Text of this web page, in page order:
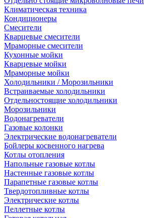
Климатическая техника
Кондиционеры
Смесители
Кварцевые смесители
Мраморные смесители
Кухонные мойки
Кварцевые мойки
Мраморные мойки
Холодильники / Морозильники
Встраиваемые холодильники
Отдельностоящие холодильники
Морозильники
Водонагреватели
Газовые колонки
Электрические водонагреватели
Бойлеры косвенного нагрева
Котлы отопления
Напольные газовые котлы
Настенные газовые котлы
Парапетные газовые котлы
Твердотопливные котлы
Электрические котлы
Пеллетные котлы